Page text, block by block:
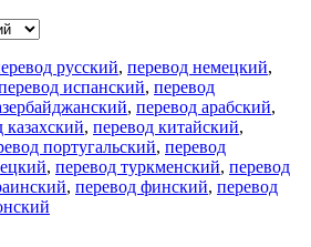
русский, перевод немецкий,
испанский, перевод
, перевод арабский,
казахский, перевод китайский,
португальский, перевод
, перевод туркменский, перевод
, перевод финский, перевод